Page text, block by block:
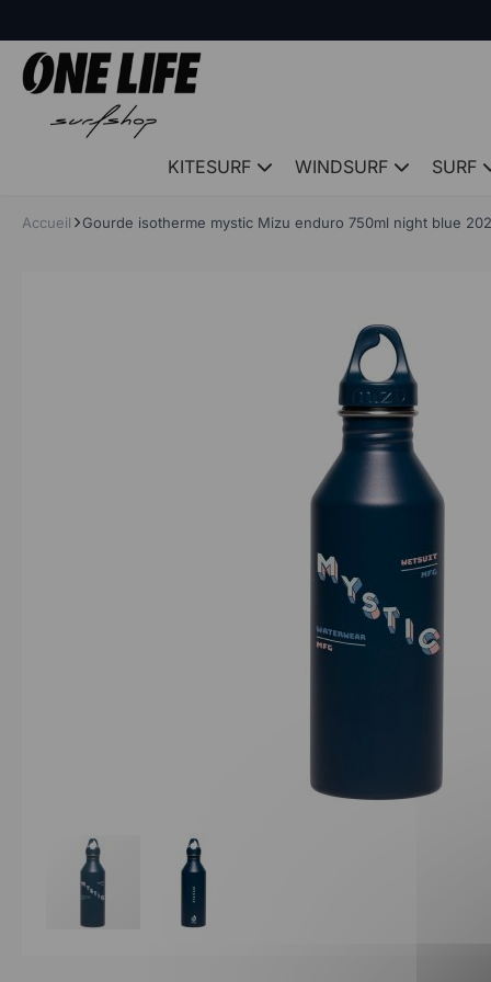
KITESURF WINDSURF SURF
Accueil Gourde isotherme mystic Mizu enduro 750ml night blue